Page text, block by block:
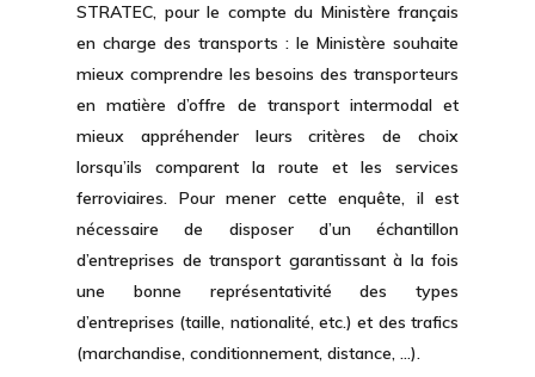
STRATEC, pour le compte du Ministère français
en charge des transports : le Ministère souhaite
mieux comprendre les besoins des transporteurs
en matière d’offre de transport intermodal et
mieux appréhender leurs critères de choix
lorsqu’ils comparent la route et les services
ferroviaires. Pour mener cette enquête, il est
nécessaire de disposer d’un échantillon
d’entreprises de transport garantissant à la fois
une bonne représentativité des types
d’entreprises (taille, nationalité, etc.) et des trafics
(marchandise, conditionnement, distance, …).